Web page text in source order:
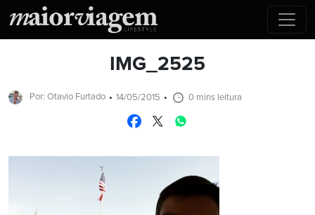
IMG_2525
Por: Otavio Furtado 14/05/2015 0 mins leitura